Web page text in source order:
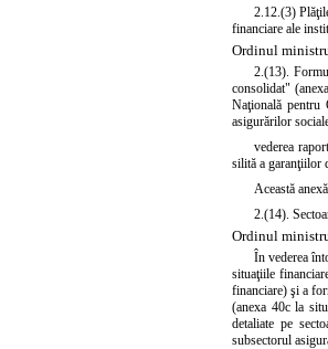
2.12.(3)
financiare ale
Ordinul
2.(13).
consolidat"
Naţională pentru
asigurărilor
vederea
silită a garanţiilor
Această
2.(14).
Ordinul
În vederea
situaţiile
financiare) şi a
(anexa 40c la
detaliate pe
subsectorul